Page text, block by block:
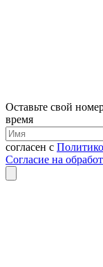
Оставьте свой
время
согласен с
Согласие на